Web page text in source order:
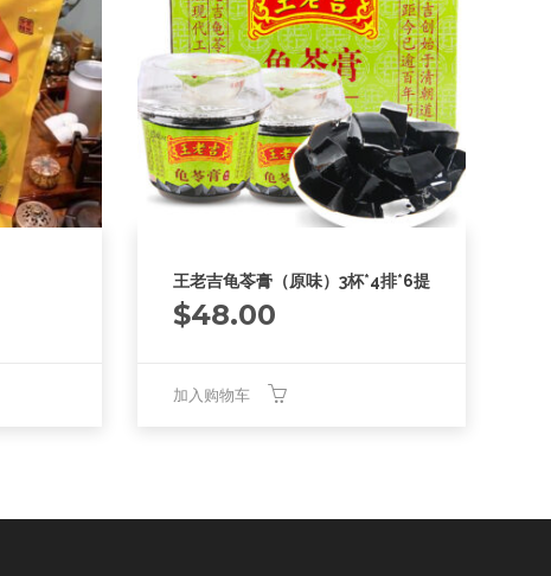
王老吉龟苓膏（原味）3杯*4排*6提
$48.00
加入购物车